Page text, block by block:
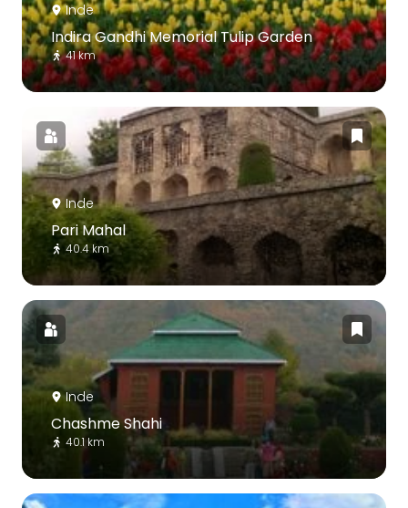
Inde
Indira Gandhi Memorial Tulip Garden
41 km
Inde
Pari Mahal
40.4 km
Inde
Chashme Shahi
40.1 km